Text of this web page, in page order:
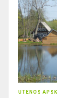
UTENOS